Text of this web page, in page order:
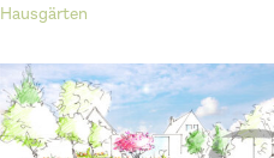
Hausgärten